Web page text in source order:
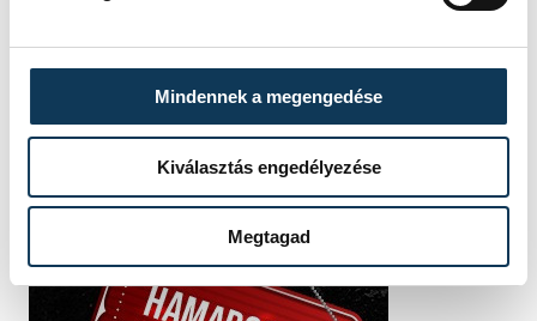
Mindennek a megengedése
Kiválasztás engedélyezése
Megtagad
Csaba